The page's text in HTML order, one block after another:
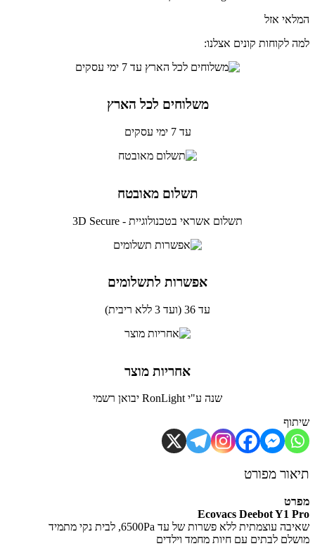
המלאי אזל
למה לקוחות קונים אצלנו:
משלוחים לכל הארץ
עד 7 ימי עסקים
תשלום מאובטח
תשלום אשראי בטכנולוגיית - 3D Secure
אפשרות לתשלומים
עד 36 (ועד 3 ללא ריבית)
אחריות מוצר
שנה ע"י RonLight יבואן רשמי
שיתוף
תיאור מפורט
מפרט
Ecovacs Deebot Y1 Pro
שאיבה עוצמתית ללא פשרות של עד 6500Pa, לבית נקי מתמיד
מושלם לבתים עם חיות מחמד וילדים